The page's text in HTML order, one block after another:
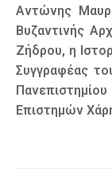
Αντώνης
Βυζαντινής
Ζήδρου, η
Συγγραφέας
Επιστημών